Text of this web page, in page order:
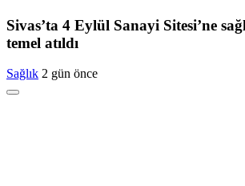
Sivas’ta 4 Eylül Sanayi Sitesi’ne
temel atıldı
Sağlık 2 gün önce